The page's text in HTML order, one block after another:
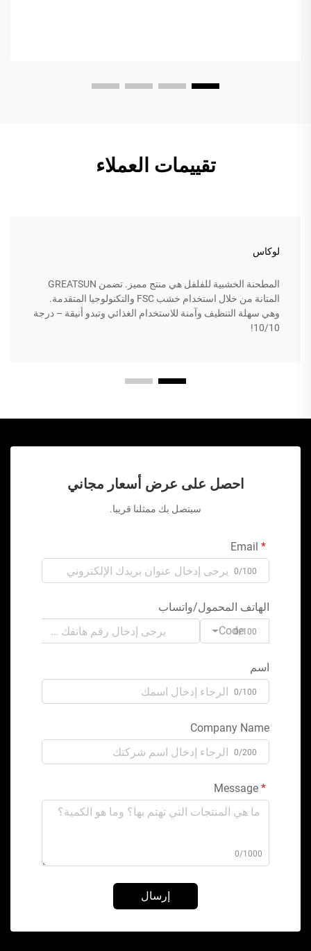
تقييمات العملاء
لوكاس
المطحنة الخشبية للفلفل هي منتج مميز. تضمن GREATSUN
المتانة من خلال استخدام خشب FSC والتكنولوجيا المتقدمة.
وهي سهلة التنظيف وآمنة للاستخدام الغذائي وتبدو أنيقة – درجة
10/10!
احصل على عرض أسعار مجاني
سيتصل بك ممثلنا قريبا.
0/100
الهاتف المحمول/واتساب
Code0/100
اسم
0/100
Company Name
0/200
0/1000
إرسال